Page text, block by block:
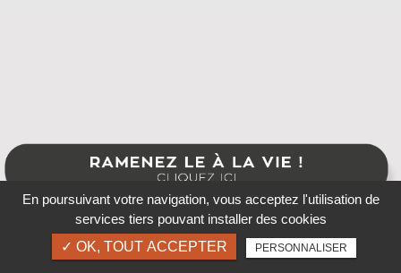
En poursuivant votre navigation, vous acceptez l'utilisation de
services tiers pouvant installer des cookies
✓ OK, TOUT ACCEPTER
PERSONNALISER